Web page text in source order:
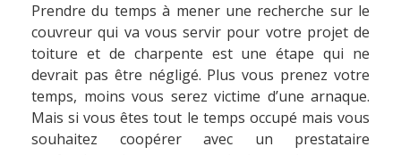
Prendre du temps à mener une recherche sur le
couvreur qui va vous servir pour votre projet de
toiture et de charpente est une étape qui ne
devrait pas être négligé. Plus vous prenez votre
temps, moins vous serez victime d’une arnaque.
Mais si vous êtes tout le temps occupé mais vous
souhaitez coopérer avec un prestataire